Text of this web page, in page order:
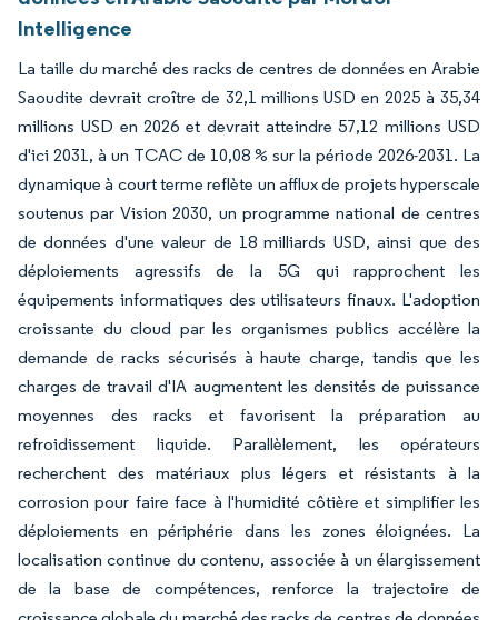
Intelligence
La taille du marché des racks de centres de données en Arabie
Saoudite devrait croître de 32,1 millions USD en 2025 à 35,34
millions USD en 2026 et devrait atteindre 57,12 millions USD
d'ici 2031, à un TCAC de 10,08 % sur la période 2026-2031. La
dynamique à court terme reflète un afflux de projets hyperscale
soutenus par Vision 2030, un programme national de centres
de données d'une valeur de 18 milliards USD, ainsi que des
déploiements agressifs de la 5G qui rapprochent les
équipements informatiques des utilisateurs finaux. L'adoption
croissante du cloud par les organismes publics accélère la
demande de racks sécurisés à haute charge, tandis que les
charges de travail d'IA augmentent les densités de puissance
moyennes des racks et favorisent la préparation au
refroidissement liquide. Parallèlement, les opérateurs
recherchent des matériaux plus légers et résistants à la
corrosion pour faire face à l'humidité côtière et simplifier les
déploiements en périphérie dans les zones éloignées. La
localisation continue du contenu, associée à un élargissement
de la base de compétences, renforce la trajectoire de